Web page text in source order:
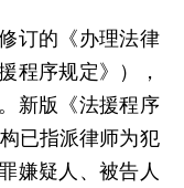
订的《办理法律
程序规定》），
新版《法援程序
已指派律师为犯
嫌疑人、被告人